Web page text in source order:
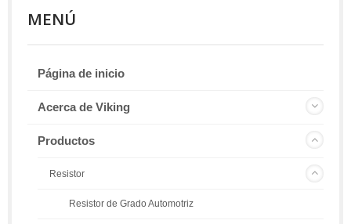
MENÚ
Página de inicio
Acerca de Viking
Productos
Resistor
Resistor de Grado Automotriz